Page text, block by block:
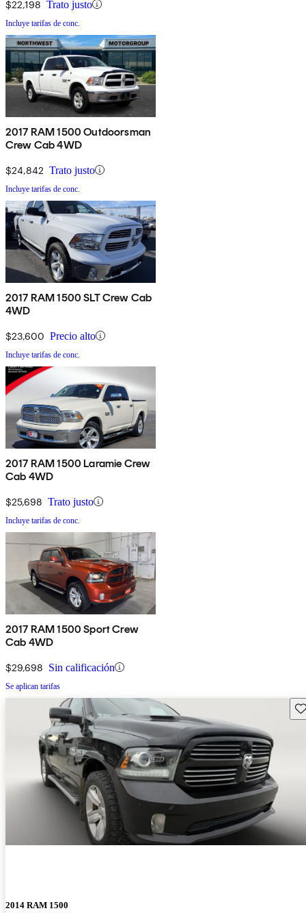
$22,198 Trato justo
Incluye tarifas de conc.
2017 RAM 1500 Outdoorsman
Crew Cab 4WD
$24,842 Trato justo
Incluye tarifas de conc.
2017 RAM 1500 SLT Crew Cab
4WD
$23,600 Precio alto
Incluye tarifas de conc.
2017 RAM 1500 Laramie Crew
Cab 4WD
$25,698 Trato justo
Incluye tarifas de conc.
2017 RAM 1500 Sport Crew
Cab 4WD
$29,698 Sin calificación
Se aplican tarifas
2014 RAM 1500